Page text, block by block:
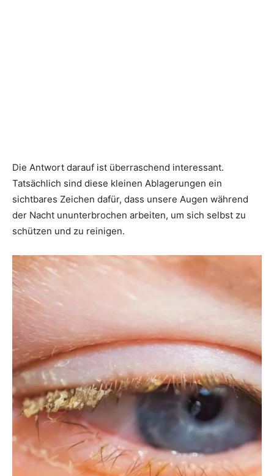
Die Antwort darauf ist überraschend interessant.
Tatsächlich sind diese kleinen Ablagerungen ein
sichtbares Zeichen dafür, dass unsere Augen während
der Nacht ununterbrochen arbeiten, um sich selbst zu
schützen und zu reinigen.